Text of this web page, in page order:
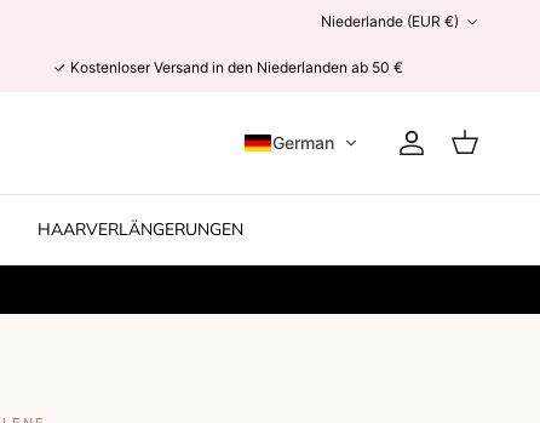
Niederlande (EUR €)
✓ Kostenloser Versand in den Niederlanden ab 50 €
German Konto
HAARVERLÄNGERUNGEN